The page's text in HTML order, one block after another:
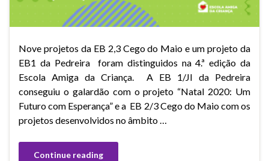
Nove projetos da EB 2,3 Cego do Maio e um projeto da
EB1 da Pedreira foram distinguidos na 4.ª edição da
Escola Amiga da Criança. A EB 1/JI da Pedreira
conseguiu o galardão com o projeto “Natal 2020: Um
Futuro com Esperança” e a EB 2/3 Cego do Maio com os
projetos desenvolvidos no âmbito …
Continue reading